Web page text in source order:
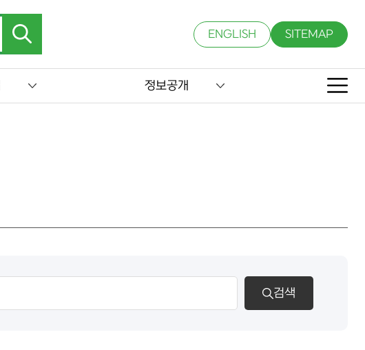
ENGLISH SITEMAP
정보공개
검색